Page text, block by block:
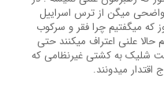
میگن از ترس اسراییل
که میگفتیم چرا فقر و سرکوب
علنی اعتراف میکنند حتی
شلیک به کشتی غیرنظامی که
میدونند.